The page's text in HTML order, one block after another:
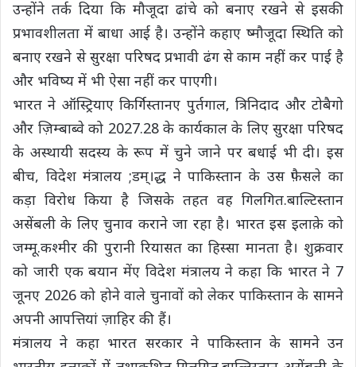
उन्होंने तर्क दिया कि मौजूदा ढांचे को बनाए रखने से इसकी
प्रभावशीलता में बाधा आई है। उन्होंने कहाए ष्मौजूदा स्थिति को
बनाए रखने से सुरक्षा परिषद प्रभावी ढंग से काम नहीं कर पाई है
और भविष्य में भी ऐसा नहीं कर पाएगी।
भारत ने ऑस्ट्रियाए किर्गिस्तानए पुर्तगाल, त्रिनिदाद और टोबैगो
और ज़िम्बाब्वे को 2027.28 के कार्यकाल के लिए सुरक्षा परिषद
के अस्थायी सदस्य के रूप में चुने जाने पर बधाई भी दी। इस
बीच, विदेश मंत्रालय ;डम्।द्ध ने पाकिस्तान के उस फ़ैसले का
कड़ा विरोध किया है जिसके तहत वह गिलगित.बाल्टिस्तान
असेंबली के लिए चुनाव कराने जा रहा है। भारत इस इलाक़े को
जम्मू.कश्मीर की पुरानी रियासत का हिस्सा मानता है। शुक्रवार
को जारी एक बयान मेंए विदेश मंत्रालय ने कहा कि भारत ने 7
जूनए 2026 को होने वाले चुनावों को लेकर पाकिस्तान के सामने
अपनी आपत्तियां ज़ाहिर की हैं।
मंत्रालय ने कहा भारत सरकार ने पाकिस्तान के सामने उन